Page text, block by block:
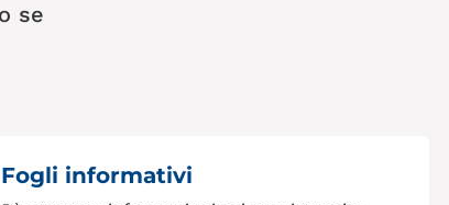
se
Fogli informativi